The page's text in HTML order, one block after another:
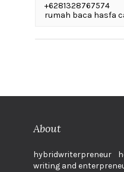
+6281328767574
rumah baca hasfa
About
hybridwriterpreneur
writing and